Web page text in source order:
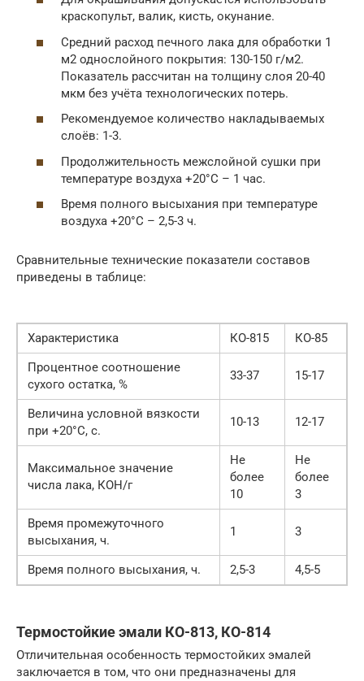
краскопульт, валик, кисть, окунание.
Средний расход печного лака для обработки 1
м2 однослойного покрытия: 130-150 г/м2.
Показатель рассчитан на толщину слоя 20-40
мкм без учёта технологических потерь.
Рекомендуемое количество накладываемых
слоёв: 1-3.
Продолжительность межслойной сушки при
температуре воздуха +20°С – 1 час.
Время полного высыхания при температуре
воздуха +20°С – 2,5-3 ч.
Сравнительные технические показатели составов
приведены в таблице:
Характеристика КО-815
КО-85
Процентное соотношение
сухого остатка, %
33-37 15-17
Величина условной вязкости
при +20°С, с.
10-13 12-17
Максимальное значение
числа лака, КОН/г
Не
более
10
Не
более
3
Время промежуточного
высыхания, ч.
1 3
Время полного высыхания, ч. 2,5-3 4,5-5
Термостойкие эмали КО-813, КО-814
Отличительная особенность термостойких эмалей
заключается в том, что они предназначены для